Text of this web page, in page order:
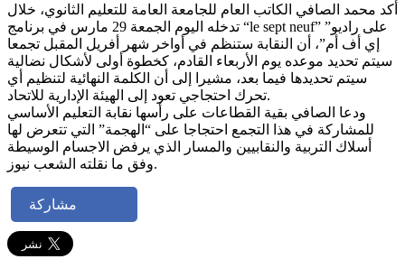
أكد محمد الصافي الكاتب العام للجامعة العامة للتعليم الثانوي، خلال
تدخله اليوم الجمعة 29 مارس في برنامج “le sept neuf” على راديو”
إي أف أم”، أن النقابة ستنظم في أواخر شهر أفريل المقبل تجمعا
سيتم تحديد موعده يوم الأربعاء القادم، كخطوة أولى لأشكال نضالية
سيتم تحديدها فيما بعد، مشيرا إلى أن الكلمة النهائية لتنظيم أي
تحرك احتجاجي تعود إلى الهيئة الإدارية للاتحاد.
ودعا الصافي بقية القطاعات على رأسها نقابة التعليم الأساسي
للمشاركة في هذا التجمع احتجاجا على “الهجمة” التي تتعرض لها
أسلاك التربية والنقابيين والمسار الذي يرفض الاجسام الوسيطة
وفق ما نقلته الشعب نيوز.
مشاركة